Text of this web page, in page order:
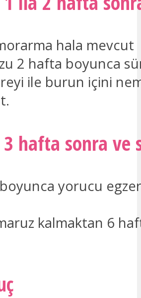
hala mevcut
2 hafta boyunca
ile burun içini
hafta sonra ve
yorucu
kalmaktan 6